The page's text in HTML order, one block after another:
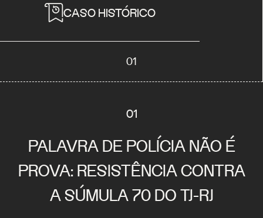
CASO HISTÓRICO
01
01
PALAVRA DE POLÍCIA NÃO É
PROVA: RESISTÊNCIA CONTRA
A SÚMULA 70 DO TJ-RJ